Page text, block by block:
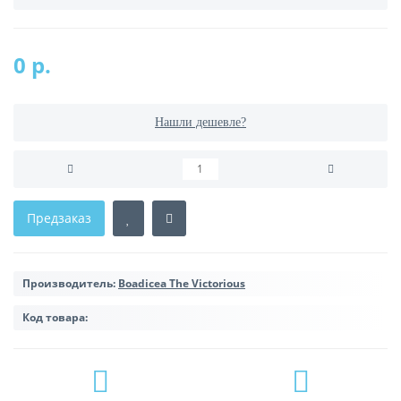
0 р.
Нашли дешевле?
Предзаказ
Производитель: Boadicea The Victorious
Код товара: